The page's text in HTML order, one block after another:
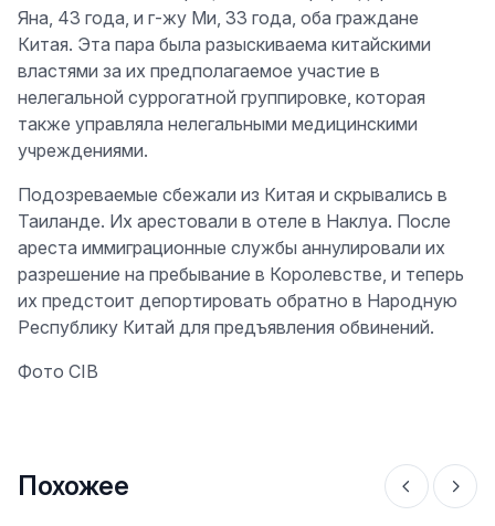
Яна, 43 года, и г-жу Ми, 33 года, оба граждане
Китая. Эта пара была разыскиваема китайскими
властями за их предполагаемое участие в
нелегальной суррогатной группировке, которая
также управляла нелегальными медицинскими
учреждениями.
Подозреваемые сбежали из Китая и скрывались в
Таиланде. Их арестовали в отеле в Наклуа. После
ареста иммиграционные службы аннулировали их
разрешение на пребывание в Королевстве, и теперь
их предстоит депортировать обратно в Народную
Республику Китай для предъявления обвинений.
Фото CIB
Похожее